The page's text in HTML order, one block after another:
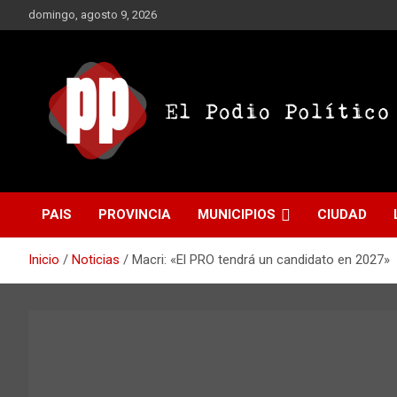
al
domingo, agosto 9, 2026
El Podio Político – ©
Argentina
PAIS PROVINCIA MUNICIPIOS CIUDAD
Inicio Noticias Macri: «El PRO tendrá un candidato en 2027»